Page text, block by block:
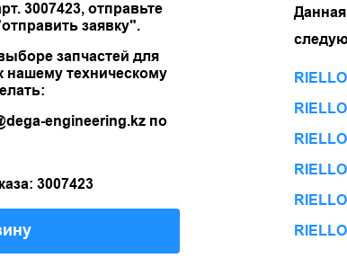
3007423, отправьте
заявку".
запчастей для
нашему техническому
engineering.kz по
3007423